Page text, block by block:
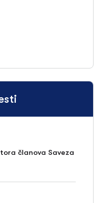
članova Saveza